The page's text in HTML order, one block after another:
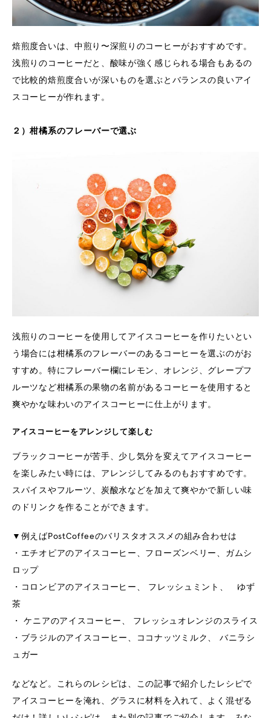
焙煎度合いは、中煎り〜深煎りのコーヒーがおすすめです。
浅煎りのコーヒーだと、酸味が強く感じられる場合もあるの
で比較的焙煎度合いが深いものを選ぶとバランスの良いアイ
スコーヒーが作れます。
２）柑橘系のフレーバーで選ぶ
浅煎りのコーヒーを使用してアイスコーヒーを作りたいとい
う場合には柑橘系のフレーバーのあるコーヒーを選ぶのがお
すすめ。特にフレーバー欄にレモン、オレンジ、グレープフ
ルーツなど柑橘系の果物の名前があるコーヒーを使用すると
爽やかな味わいのアイスコーヒーに仕上がります。
アイスコーヒーをアレンジして楽しむ
ブラックコーヒーが苦手、少し気分を変えてアイスコーヒー
を楽しみたい時には、アレンジしてみるのもおすすめです。
スパイスやフルーツ、炭酸水などを加えて爽やかで新しい味
のドリンクを作ることができます。
▼例えばPostCoffeeのバリスタオススメの組み合わせは
・エチオピアのアイスコーヒー、フローズンベリー、ガムシ
ロップ
・コロンビアのアイスコーヒー、 フレッシュミント、 ゆず
茶
・ ケニアのアイスコーヒー、 フレッシュオレンジのスライス
・ブラジルのアイスコーヒー、ココナッツミルク、 バニラシ
ュガー
などなど。これらのレシピは、この記事で紹介したレシピで
アイスコーヒーを淹れ、グラスに材料を入れて、よく混ぜる